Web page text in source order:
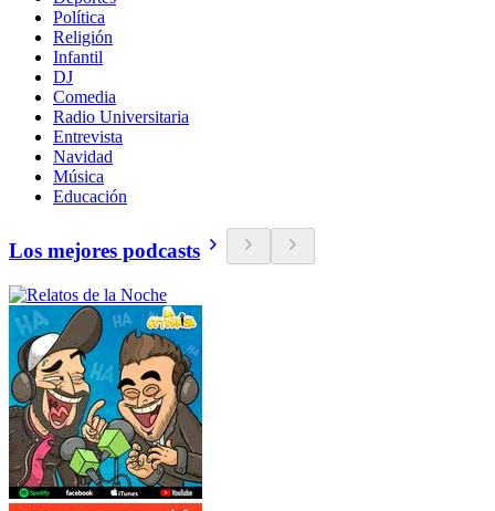
Política
Religión
Infantil
DJ
Comedia
Radio Universitaria
Entrevista
Navidad
Música
Educación
Los mejores podcasts